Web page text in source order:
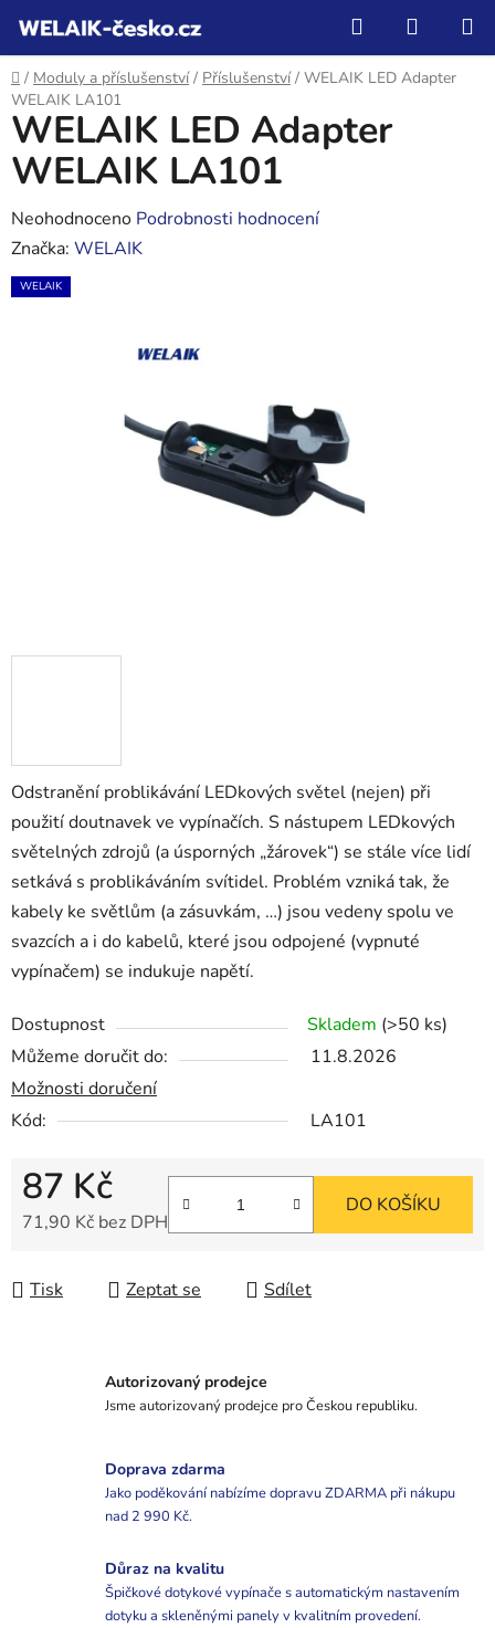
obsah
Hledat
KOŠÍK
Domů
/ Moduly a příslušenství / Příslušenství / WELAIK LED Adapter
WELAIK LA101
Odstranění problikávání LEDkových světel (nejen) při
použití doutnavek ve vypínačích. S nástupem LEDkových
světelných zdrojů (a úsporných „žárovek“) se stále více lidí
setkává s problikáváním svítidel. Problém vzniká tak, že
kabely ke světlům (a zásuvkám, …) jsou vedeny spolu ve
svazcích a i do kabelů, které jsou odpojené (vypnuté
vypínačem) se indukuje napětí.
Dostupnost Skladem (>50 ks)
Můžeme doručit do:
11.8.2026
Možnosti doručení
Kód:
LA101
87 Kč
71,90 Kč bez DPH
DO KOŠÍKU
Tisk Zeptat se Sdílet
WELAIK LED Adapter
WELAIK LA101
Průměrné
hodnocení
produktu
Neohodnoceno Podrobnosti hodnocení
Značka: WELAIK
WELAIK
Autorizovaný prodejce
Jsme autorizovaný prodejce pro Českou republiku.
Doprava zdarma
Jako poděkování nabízíme dopravu ZDARMA při nákupu
nad 2 990 Kč.
Důraz na kvalitu
Špičkové dotykové vypínače s automatickým nastavením
dotyku a skleněnými panely v kvalitním provedení.